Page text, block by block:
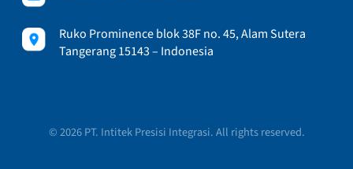
Ruko Prominence blok 38F no. 45, Alam Sutera
Tangerang 15143 – Indonesia
© 2026 PT. Intitek Presisi Integrasi. All rights reserved.